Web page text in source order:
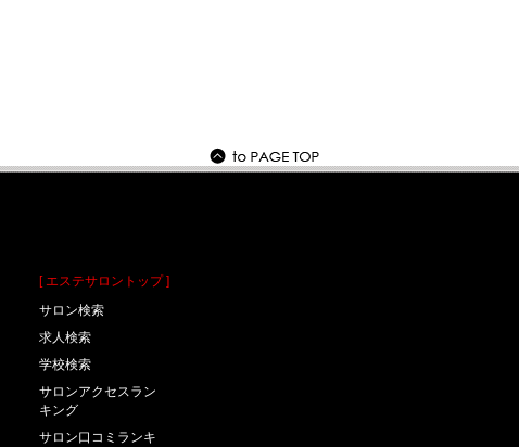
[ エステサロントップ ]
サロン検索
求人検索
学校検索
サロンアクセスラン
キング
サロン口コミランキ